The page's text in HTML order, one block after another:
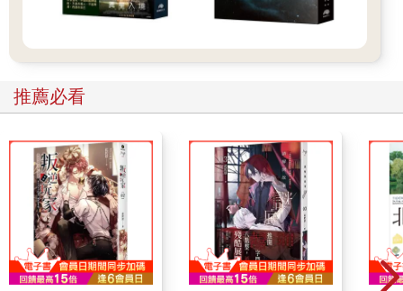
推薦必看